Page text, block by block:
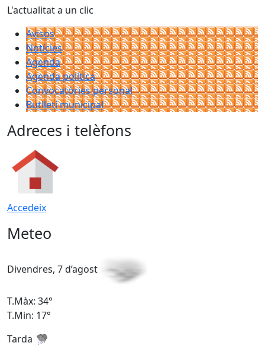
L'actualitat a un clic
Avisos
Notícies
Agenda
Agenda política
Convocatòries personal
Butlletí municipal
Adreces i telèfons
Accedeix
Meteo
Divendres, 7 d’agost
T.Màx: 34°
T.Min: 17°
Tarda